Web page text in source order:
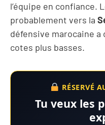
l’équipe en confiance.
probablement vers la
défensive marocaine
cotes plus basses.
RÉSERVÉ
Tu veux les